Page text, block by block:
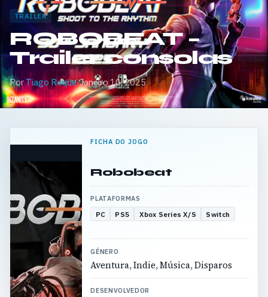
TRAILER
ROBOBEAT –
Trailer consolas
PorTiago Roque·Janeiro 10, 2025
FICHA DO JOGO
Robobeat
PLATAFORMAS
PC PS5 Xbox Series X/S Switch
GÉNERO
Aventura, Indie, Música, Disparos
DESENVOLVEDOR